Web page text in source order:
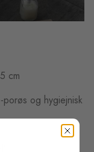
cm
og hygiejnisk